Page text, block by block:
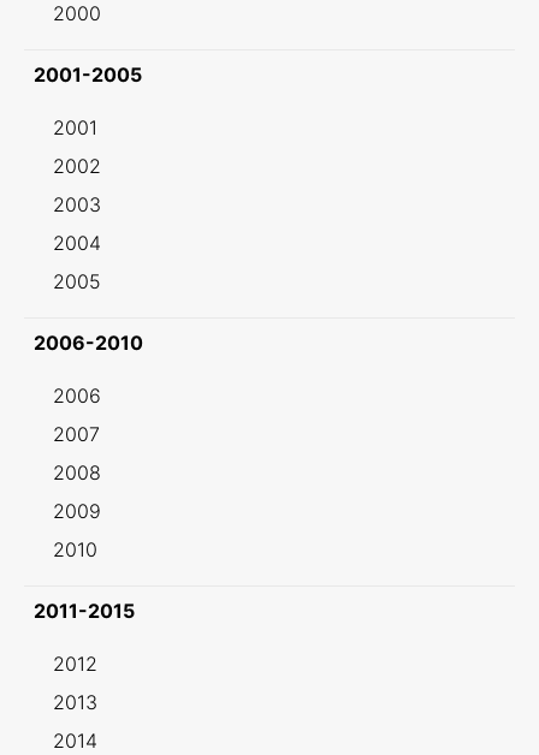
2000
2001-2005
2001
2002
2003
2004
2005
2006-2010
2006
2007
2008
2009
2010
2011-2015
2012
2013
2014